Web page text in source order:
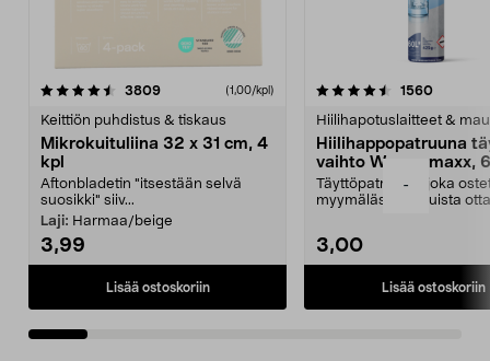
-
3809arvostelut (1,00/kpl)
Keittiön puhdistus & tiskaus
Mikrokuituliina 32 x 31 cm, 4
kpl
Aftonbladetin "itsestään selvä
suosikki" siiv...
Laji: Harmaa/beige
3,99
Lisää ostoskoriin
4.5viidestä
1560
Hiilihapotuslaitteet &
Hiilihappopatruuna
vaihto Wassermaxx,
Täyttöpatruuna, joka
myymälästä – muista
3,00
Lisää ostoskoriin
4.5viidestä